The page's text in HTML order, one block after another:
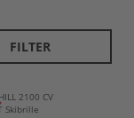
FILTER